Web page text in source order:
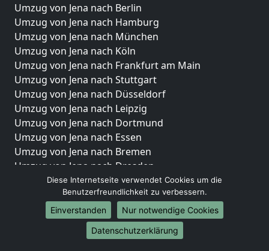
Umzug von Jena nach Berlin
Umzug von Jena nach Hamburg
Umzug von Jena nach München
Umzug von Jena nach Köln
Umzug von Jena nach Frankfurt am Main
Umzug von Jena nach Stuttgart
Umzug von Jena nach Düsseldorf
Umzug von Jena nach Leipzig
Umzug von Jena nach Dortmund
Umzug von Jena nach Essen
Umzug von Jena nach Bremen
Umzug von Jena nach Dresden
Umzug von Jena nach Hannover
Umzug von Jena nach Nürnberg
Umzug von Jena nach Duisburg
Umzug von Jena nach Bochum
Umzug von Jena nach Wuppertal
Diese Internetseite verwendet Cookies um die
Benutzerfreundlichkeit zu verbessern.
Einverstanden
Nur notwendige Cookies
Datenschutzerklärung